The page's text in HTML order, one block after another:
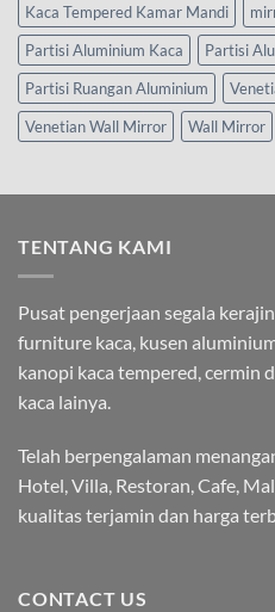
Kaca Tempered Kamar Mandi
Partisi Aluminium Kaca
Partisi
Partisi Ruangan Aluminium
Venetian Wall Mirror
Wall Mirror
TENTANG KAMI
Pusat pengerjaan segala
furniture kaca, kusen
kanopi kaca tempered, cermin
kaca lainya.
Telah berpengalaman
Hotel, Villa, Restoran, Cafe,
kualitas terjamin dan harga
CONTACT US